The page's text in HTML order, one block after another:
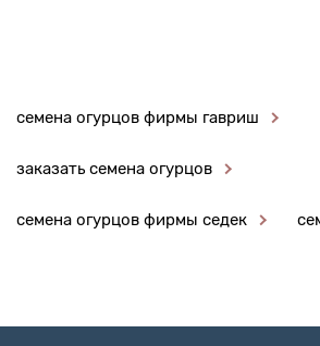
семена огурцов фирмы гавриш
заказать семена огурцов
семена огурцов фирмы седек